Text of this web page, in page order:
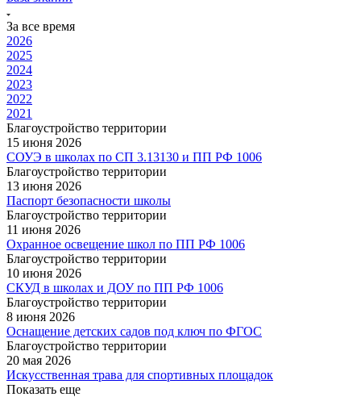
За все время
2026
2025
2024
2023
2022
2021
Благоустройство территории
15 июня 2026
СОУЭ в школах по СП 3.13130 и ПП РФ 1006
Благоустройство территории
13 июня 2026
Паспорт безопасности школы
Благоустройство территории
11 июня 2026
Охранное освещение школ по ПП РФ 1006
Благоустройство территории
10 июня 2026
СКУД в школах и ДОУ по ПП РФ 1006
Благоустройство территории
8 июня 2026
Оснащение детских садов под ключ по ФГОС
Благоустройство территории
20 мая 2026
Искусственная трава для спортивных площадок
Показать еще